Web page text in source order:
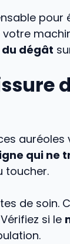
pour
dégât
qui ne
toucher.
de soin.
si le